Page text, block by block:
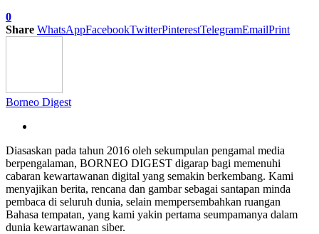
0
Share WhatsAppFacebookTwitterPinterestTelegramEmailPrint
Borneo Digest
Diasaskan pada tahun 2016 oleh sekumpulan pengamal media
berpengalaman, BORNEO DIGEST digarap bagi memenuhi
cabaran kewartawanan digital yang semakin berkembang. Kami
menyajikan berita, rencana dan gambar sebagai santapan minda
pembaca di seluruh dunia, selain mempersembahkan ruangan
Bahasa tempatan, yang kami yakin pertama seumpamanya dalam
dunia kewartawanan siber.